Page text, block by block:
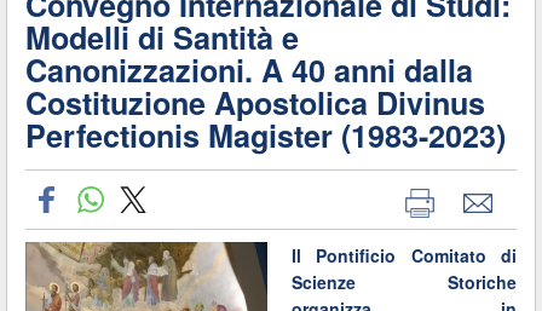
Modelli di Santità e
Canonizzazioni. A 40 anni dalla
Costituzione Apostolica Divinus
Perfectionis Magister (1983-2023)
Il Pontificio Comitato di
Scienze Storiche